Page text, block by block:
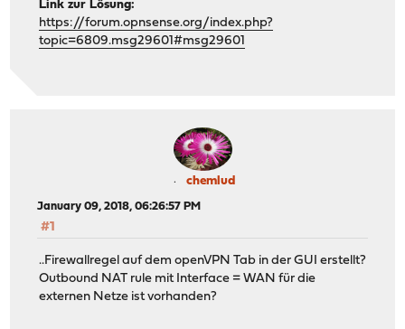
Link zur Lösung:
https://forum.opnsense.org/index.php?
topic=6809.msg29601#msg29601
chemlud
January 09, 2018, 06:26:57 PM
#1
..Firewallregel auf dem openVPN Tab in der GUI erstellt?
Outbound NAT rule mit Interface = WAN für die
externen Netze ist vorhanden?